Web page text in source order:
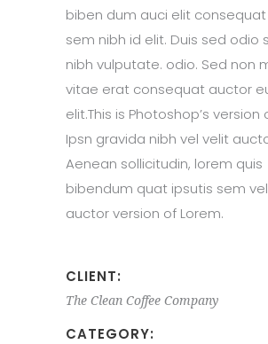
biben dum auci elit
sem nibh id elit. Duis sed odio
nibh vulputate. odio. Sed non
vitae erat consequat auctor
elit.This is Photoshop’s version
Ipsn gravida nibh vel velit
Aenean sollicitudin, lorem quis
bibendum quat ipsutis sem
auctor version of Lorem.
CLIENT:
The Clean Coffee Company
CATEGORY: